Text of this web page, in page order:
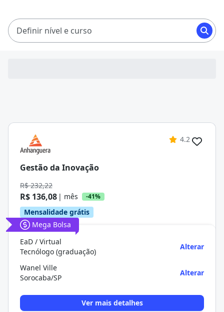
Definir nível e curso
4.2
Gestão da Inovação
R$ 232,22
R$ 136,08 | mês -41%
Mensalidade grátis
Mega Bolsa
EaD / Virtual
Tecnólogo (graduação)
Alterar
Wanel Ville
Sorocaba/SP
Alterar
Ver mais detalhes